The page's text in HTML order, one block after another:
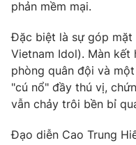
phản mềm mại.
Đặc biệt là sự góp mặt
Vietnam Idol). Màn
phòng quân đội và
"cú nổ" đầy thú vị,
vẫn chảy trôi bền bỉ
Đạo diễn Cao Trung